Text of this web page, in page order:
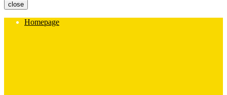
close
Homepage